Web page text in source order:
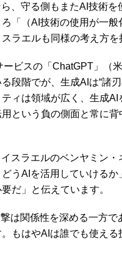
、守る側もまたAI技術
「（AI技術の使用が一
ラエルも同様の考え方を
ービスの「ChatGPT」（
段階でが、生成AIは“諸
ィは領域が広く、生成
という負の側面と常に
スラエルのベンヤミン・
うAIを活用していける
だ」と伝えています。
は関係性を深める一方で
もはやAIは誰でも使え